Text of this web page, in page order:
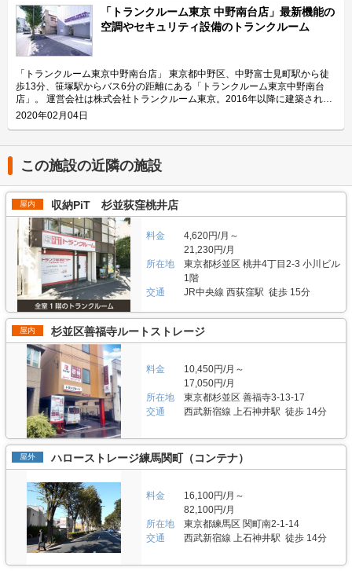
アルソックのカードキーだけでなく、各部屋にも施錠可能という万全なセキ
ュリティ面に加え、0.5帖から6.0帖までの幅広いサイズの収納スペースをリ
ーズナブルな価格帯で提供できていることも大きな特長です。 主にどんな
方がご利用されているのでしょうか？ 住宅地と商業エリアの間に位置する
駅前トランクルーム「トランクルーム東京東高円寺店」は、杉並区高円寺南
や杉並区和田エリアなどにお住いの個人のお客様のほか、法人のお客様のご
利用も多く見られます。個人のお客様には衣類・書籍・楽器・ゴルフバック
などの収納先としてご利用頂いているほか、法人のお客様にはオフィスの移
転などに伴った備品管理や在庫管理などの収納先としてご利用頂いておりま
す。「トランクルーム東京東高円寺店」にはエレベーターを完備しておりま
すが、エレベーターに入らない大型荷物を収納する場合は、外階段から運搬
頂くことが可能です。 セキュリティや安全面について教えてください。
「トランクルーム東京東高円寺店」ではお客様の大切な荷物を責任をもって
保管するために、警備保障会社と契約しております。また、24時間安全・
入口にもカードキーを設置しております。防犯カメラは施設内各フロアに2
台、施設外部に1台の計9台設置しております。映像はモニターからご確認
頂けますので、より安心してご利用頂けます。 安全面だけでなく、荷物を
保管する環境にも気を配っており、換気扇やエアコンを完備し、温湿度の対
策を採っておりますのでお客様の大切な荷物も安心して収納頂けます。また
各部屋の天井高は十分に取っておりますので、大型の荷物でも倒さずに収納
頂くことができます。 費用や契約について教えてください。 収納スペース
の価格帯は月額8,470円から78,980円（税込）で広さも0.5帖から6.0帖まで
12タイプ約100部屋と幅広くご用意しております。ご契約はオンライン上で
完結することも可能で、お支払い方法はクレジットカードまたは口座振込か
らご選択頂けます。尚、ご契約に関して、保証人や連帯保証人の代わりに、
保証会社との契約をしていただいているため保証人は不要、敷金・礼金など
も一切不要な簡単契約で行います。 初期費用については。「日割賃料・翌
月分賃料」のほか「鍵代」を頂いております。また、平日15時までにクレ
ジットカード決済にてご契約を頂いた場合、即日でご利用頂けます。時期に
よってお得なキャンペーンも実施しておりますので、詳細なキャンペーンや
施設へのご質問はLIFULLトランクルームから電話やメールにてお気軽にお
問い合わせください。 編集後記 「トランクルーム東京東高円寺店」は外観
に株式会社トランクルーム東京のブランドカラーである「マゼンタカラー」
が採用されており、明るく親しみやすさを感じる施設だった。外観だけでな
く、内部も白を基調とした清潔感のある内装となっており、女性でも気軽に
利用できる施設だと感じた。実際にご利用者の半分以上が女性であるという
のも納得だった。 また、東京メトロ丸ノ内線東高円寺駅から徒歩3分、青梅
街道、大久保通り、環七通りからもスムーズにアクセスできる利便性の高さ
もご利用者からの評価が高くなる理由の一つであろう。周辺地区や駅周辺に
お住まいの方だけでなく、近隣区である中野区や世田谷区にお住まいの方に
もおすすめしたい施設だった。
ルーム東京府中新町店」の特長や利用用途などをご紹介します。 「トラン
クルーム東京府中新町店」の特長を教えてください。 「都営府中新町一丁
目アパート」の正面に位置している「トランクルーム東京府中新町店」。
2019年8月20日にオープンした3階建のトランクルーム専用施設です。 室内
にある冷暖房やサーキュレーターなども最新設備をご用意しており、駐車場
やエレベーター、荷物を運ぶ荷台などもあります。セキュリティー面では警
備会社（ALSOK）と提携した体制を備えると同時に、室内は明るいLED、
監視カメラやTVモニターを設置して24時間365日安心してご利用可能な収
納空間を提供しております。 主にどんな方がご利用されているのでしょう
か？ 広い駐車場があり、車でのアクセスが良いため、近隣エリアの府中や
階建のトランクルーム専用施設で部屋数が多く、広さ0.5帖〜6.0帖の幅広い
タイプが用意されており、資材や書類の収納などの用途で法人のお客様から
もご利用いただいています。 セキュリティや安全面について教えてくださ
い。 「トランクルーム東京府中新町店」には女性の方も安心してご利用で
きるため、マゼンタカラーの扉や人感LEDが付いた明るい室内などにて安全
な雰囲気づくりを意識しています。 エアコンや除湿機の設置で快適な収納
空間には防犯カメラや室内を写すモニターを設置しており、機能面でも充実
しています。トランクルームの各部屋はダイヤル式で鍵番号の設定ができ、
施設の入口は個人IDに基づいて発行したカードキーのみで解錠できます。
営業時間帯（平日10:00~18:00・土曜：10:00~16:00）はコールセンターを
運営しておりますので、トラブルなどが発生した時にお気軽にお問い合わせ
ください。 また、緊急時には警備会社（ALSOK）の警備員が現地へ急行す
る体制を備えておりますので24時間365日安心してご利用いただけます。
費用や契約について教えてください。 まずはLIFULLトランクルームのHPに
掲載している写真などから情報を確認していただき、空き部屋があれば電話
もしくはメールにてお問合せください。ご利用申し込みのお手続きをご案内
いたします。 株式会社トランクルーム東京が定期的に開催している見学会
では施設の詳細写真などの情報をご覧いただけます。ご不明な点があれば営
業時間帯にお問い合わせください。 契約時は非対面で必要な諸手続きがで
きます。個人IDに基づいて発行したカードキーがお手元に到着した後、ご利
用開始日よりご利用いただけます。 初回支払時のみ初回手数料が発生しま
すが、月々のお支払いは月額使用料のみで、敷金・礼金・更新料など一切不
要です。クレジットカードもしくは口座振替のいずれかで月々のお支払いが
できます。※口座振替にてお支払いいただく場合、収納代行手数料300円
（税別）/月が発生いたします。 編集後記 お客様の大切な荷物をより安全に
収納できる快適な環境づくりに心がけている株式会社トランクルーム東京。
い施設であり、印象的だった。同社が運営する全ての施設は築浅物件であ
り、設備も最新機能を設置しているため、大切な荷物を安心して預けられる
トランクルームと感じた取材であった。
「トランクルーム東京 中野南台店」最新機能の
空調やセキュリティ設備のトランクルーム
「トランクルーム東京中野南台店」 東京都中野区、中野富士見町駅から徒
歩13分、笹塚駅からバス6分の距離にある「トランクルーム東京中野南台
店」。 運営会社は株式会社トランクルーム東京。2016年以降に建築された
建物をトランクルーム専用にリフォームし、お客様の大切なお荷物を安心・
長や利用用途などをご紹介します。 「トランクルーム東京中野南台店」の
特長を教えてください。 都道420号中野通り「南台交差点」南方250ｍの場
所にある「トランクルーム東京中野南台店」は、2019年10月1日にオープ
ンしたトランクルーム専用施設です。中野区のバス通りに面しているためア
クセスがよく、無料の駐車場もあるので、荷物の出し入れがとても便利で
す。 広さ0.5帖から6.0帖までの幅広いタイプの部屋を提供しております。
室内は最新の空調設備をご用意し、駐車場やエレベーター、荷物を運ぶ荷台
などもあるため、24時間365日快適な環境づくりに心がけています。また、
警備会社（ALSOK）と提携した万全のセキュリティ体制を備え、室内には
監視カメラやTVモニターも設置し、女性も安心してご利用いただけるトラ
ンクルームです。敷金・礼金・更新料など一切不要でご利用可能ですので、
お気軽にお問い合わせしてください。 主にどんな方がご利用されているの
でしょうか？ 地元のファミリー層に多くご利用いただいています。「トラ
ンクルーム東京中野南台店」は一人暮らしの方も多い中野区エリアに位置し
ていて、ユーザー層も個人からファミリーまで幅広いです。衣類や季節物、
自転車やレジャー用品などの収納空間としてご利用いただいております。ま
た、6.0帖などの大きい部屋もあるため法人のお客様のご利用も可能です。
セキュリティや安全面について教えてください。 「トランクルーム東京中
野南台店」は警備会社（ALSOK）のセキュリティで24時間365日安心して
ご利用いただけます。営業時間帯（平日10:00~18:00・土曜：
10:00~16:00）はコールセンターに電話いただければ社員が対応する他、も
しもの緊急時には最寄りの待機所から警備員が現地へ急行するなど、お客様
の大切な荷物を守るために高水準の警備システムが導入されています。 ご
利用開始時に個人IDに基づいてカードキーを発行いたしますので、そちらに
て施設入口の解錠ができます。トランクルームの部屋はダイヤル式で鍵番号
を設定できます。また、防犯カメラを設置しており、エントランスのモニタ
安心してご利用いただけます。 費用や契約について教えてください。 月々
のお支払いは月額使用料のみで、クレジットカードもしくは口座振替のいず
れかでお支払いができます。初回支払時のみ、初回手数料が発生しますが、
保証金・敷金・礼金等は一切かかりません。※口座振替にてお支払いいただ
く場合、収納代行手数料300円（税別）/月が発生いたします。 ご利用申し
込みは、電話もしくはメールにてお問合せください。契約時には対面するこ
となく、必要な諸手続きができます。手続き完了後に鍵を郵送いたしますの
2020年02月04日
この施設の近隣の施設
屋内 収納PiT 杉並荻窪桃井店
料金
4,620円/月～
21,230円/月
所在地
東京都杉並区 桃井4丁目2-3 小川ビル
1階
交通
JR中央線 西荻窪駅 徒歩 15分
屋内 杉並区善福寺ルートストレージ
料金
10,450円/月～
17,050円/月
所在地
東京都杉並区 善福寺3-13-17
交通
西武新宿線 上石神井駅 徒歩 14分
屋外 ハローストレージ練馬関町（コンテナ）
料金
16,100円/月～
82,100円/月
所在地
東京都練馬区 関町南2-1-14
交通
西武新宿線 上石神井駅 徒歩 14分